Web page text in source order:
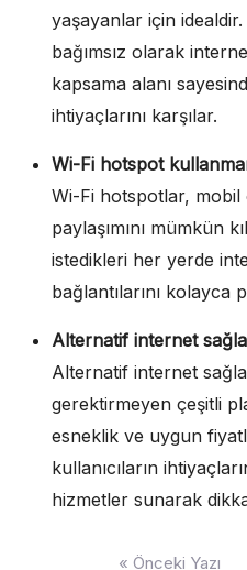
yaşayanlar için
bağımsız olarak
kapsama alanı
ihtiyaçlarını karşılar.
Wi-Fi hotspot
Wi-Fi hotspotlar,
paylaşımını mümkün
istedikleri her yerde
bağlantılarını kolayca
Alternatif internet
Alternatif internet
gerektirmeyen çeşitli
esneklik ve uygun
kullanıcıların
hizmetler sunarak
« Önceki Yazı